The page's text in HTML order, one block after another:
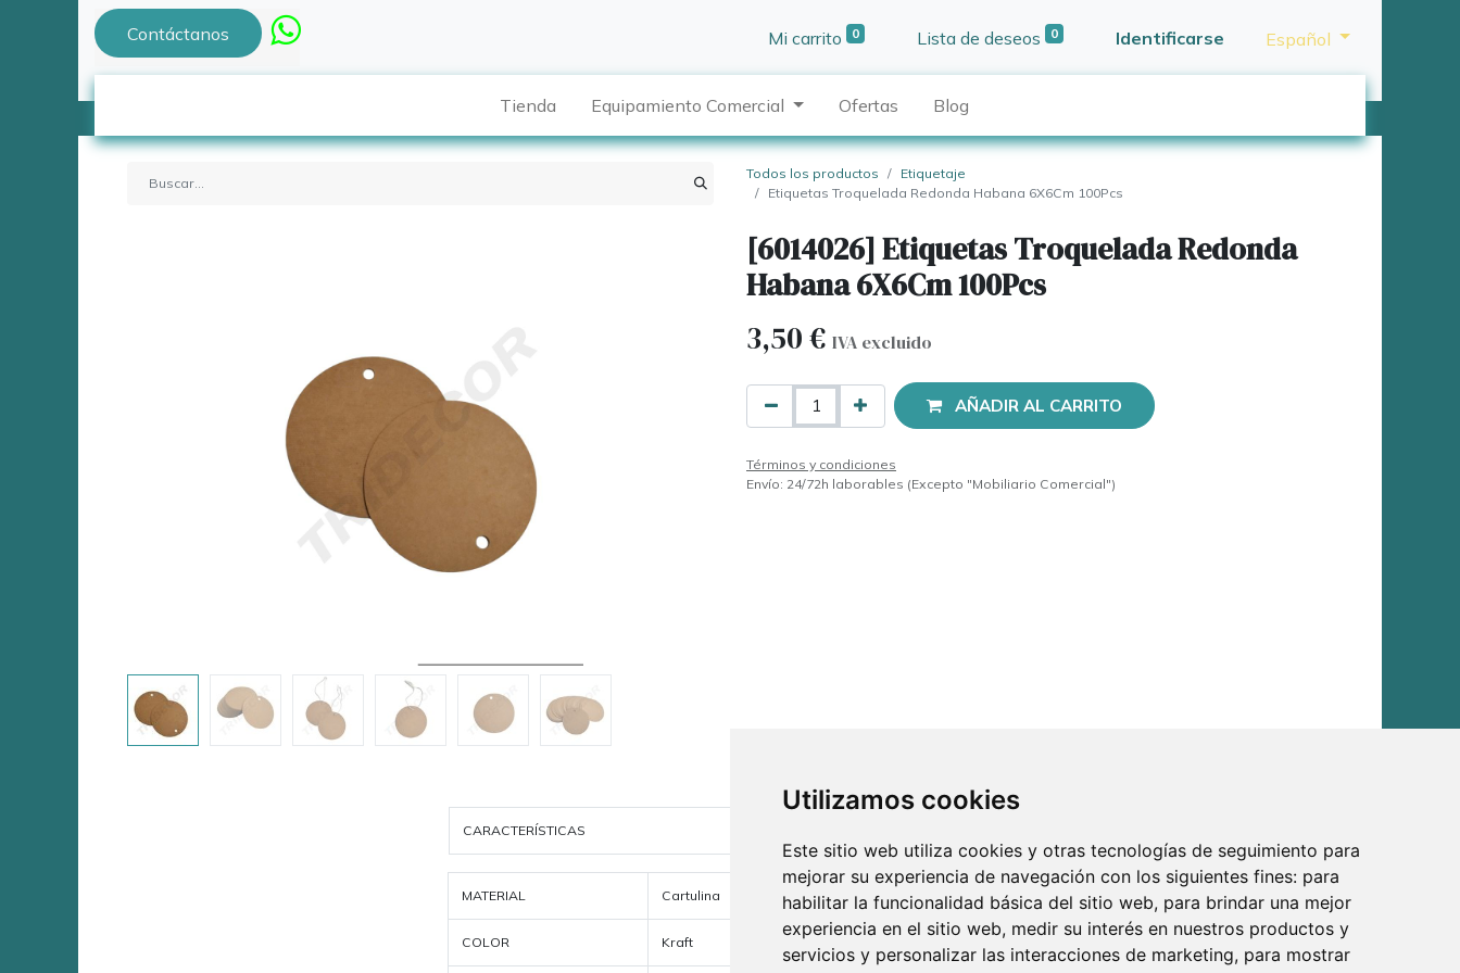
Utilizamos cookies
Este sitio web utiliza cookies y otras tecnologías de seguimiento para
mejorar su experiencia de navegación con los siguientes fines: para
habilitar la funcionalidad básica del sitio web, para brindar una mejor
experiencia en el sitio web, medir su interés en nuestros productos y
servicios y personalizar las interacciones de marketing, para mostrar
Contáctanos Mi carrito 0 Lista de deseos 0 Identificarse Español
Tienda Equipamiento Comercial Ofertas Blog
Todos los productos
Etiquetaje
Etiquetas Troquelada Redonda Habana 6X6Cm 100Pcs
[6014026] Etiquetas Troquelada Redonda
Habana 6X6Cm 100Pcs
3,50€ IVA excluido
AÑADIR AL CARRITO
Términos y condiciones
Envío: 24/72h laborables (Excepto "Mobiliario Comercial")
CARACTERÍSTICAS
MATERIAL Cartulina
COLOR Kraft